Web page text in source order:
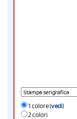
1 colore(vedi)
2 colori